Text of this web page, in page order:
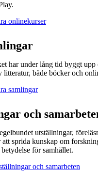
onlinekurser
har under lång tid byggt upp
litteratur, både böcker och
samlingar
och
utställningar,
att sprida kunskap om
för samhället.
och samarbeten